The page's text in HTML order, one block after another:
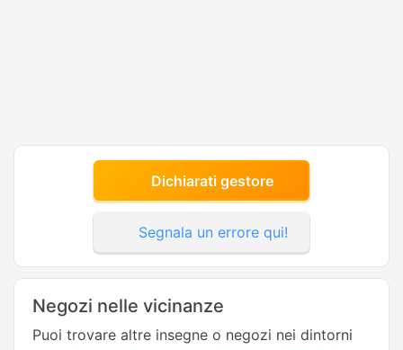
Dichiarati gestore
Segnala un errore qui!
Negozi nelle vicinanze
Puoi trovare altre insegne o negozi nei dintorni